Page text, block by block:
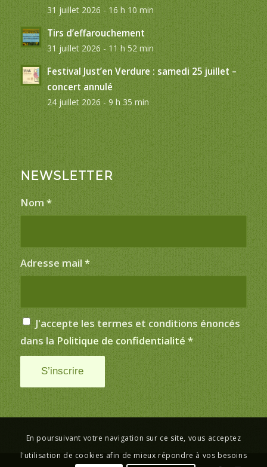
31 juillet 2026 - 16 h 10 min
Tirs d’effarouchement
31 juillet 2026 - 11 h 52 min
Festival Just’en Verdure : samedi 25 juillet –
concert annulé
24 juillet 2026 - 9 h 35 min
NEWSLETTER
Nom *
Adresse mail *
J'accepte les termes et conditions énoncés
dans la Politique de confidentialité *
En poursuivant votre navigation sur ce site, vous acceptez
l'utilisation de cookies afin de mieux répondre à vos besoins